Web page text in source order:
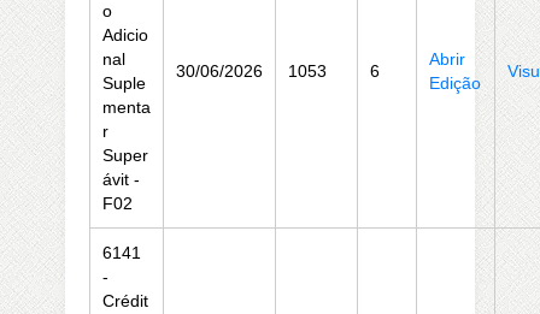
o
Adicio
nal
Suple
menta
r
Super
ávit -
F02
30/06/2026 1053 6
Abrir
Edição
6141
-
Crédit